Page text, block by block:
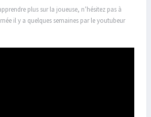
plus sur la joueuse, n’hésitez pas à
il y a quelques semaines par le youtubeur